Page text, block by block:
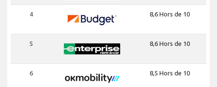
4 8,6 Hors de 10
5 8,6 Hors de 10
6 8,5 Hors de 10